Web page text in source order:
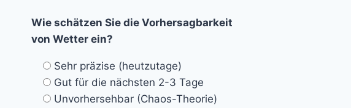
Wie schätzen Sie die Vorhersagbarkeit
von Wetter ein?
Sehr präzise (heutzutage)
Gut für die nächsten 2-3 Tage
Unvorhersehbar (Chaos-Theorie)